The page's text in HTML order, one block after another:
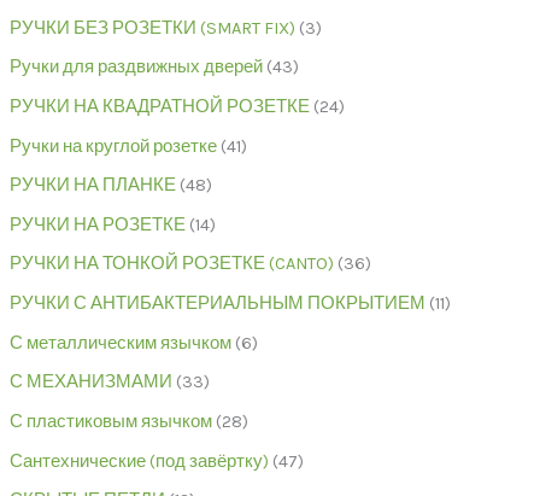
РУЧКИ БЕЗ РОЗЕТКИ (SMART FIX) 3
Ручки для раздвижных дверей 43
РУЧКИ НА КВАДРАТНОЙ РОЗЕТКЕ 24
Ручки на круглой розетке 41
РУЧКИ НА ПЛАНКЕ 48
РУЧКИ НА РОЗЕТКЕ 14
РУЧКИ НА ТОНКОЙ РОЗЕТКЕ (CANTO) 36
РУЧКИ С АНТИБАКТЕРИАЛЬНЫМ ПОКРЫТИЕМ
11
С металлическим язычком 6
С МЕХАНИЗМАМИ 33
С пластиковым язычком 28
Сантехнические (под завёртку) 47